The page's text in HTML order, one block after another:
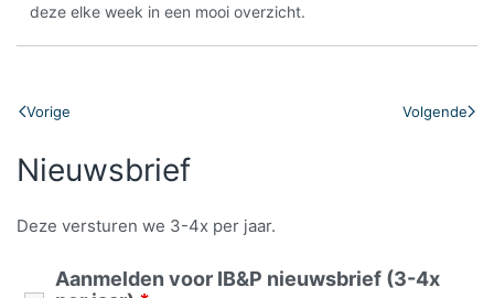
deze elke week in een mooi overzicht.
Vorige Volgende
Nieuwsbrief
Deze versturen we 3-4x per jaar.
Aanmelden voor IB&P nieuwsbrief (3-4x